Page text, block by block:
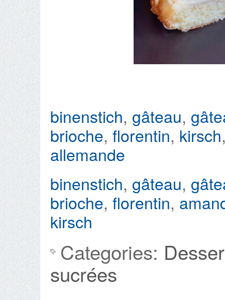
binenstich, gâteau,
brioche, florentin, kirsch
allemande
binenstich, gâteau,
brioche, florentin,
kirsch
Categories:
sucrées